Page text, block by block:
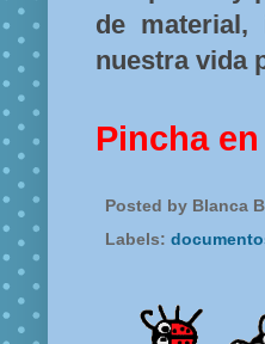
de
nuestra vida
Pincha
Posted by Blanca B
Labels: